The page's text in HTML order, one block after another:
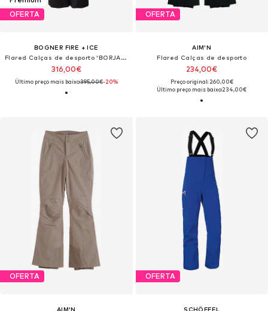
OFERTA
BOGNER FIRE + ICE
Flared Calças de desporto 'BORJA4-T'
316,00€
Último preço mais baixo:395,00€-20%
OFERTA
AIM'N
Flared Calças de desporto
234,00€
Preço original: 260,00€
Último preço mais baixo:234,00€
OFERTA
AIM'N
OFERTA
SCHÖFFEL